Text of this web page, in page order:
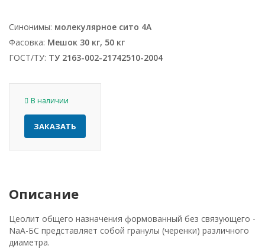
Синонимы: молекулярное сито 4А
Фасовка: Мешок 30 кг, 50 кг
ГОСТ/ТУ: ТУ 2163-002-21742510-2004
В наличии
ЗАКАЗАТЬ
Описание
Цеолит общего назначения формованный без связующего -
NaА-БС представляет собой гранулы (черенки) различного
диаметра.